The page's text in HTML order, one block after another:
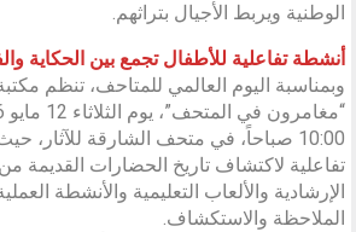
الوطنية ويربط الأجيال بتراثهم.
أنشطة تفاعلية للأطفال تجمع بين الحكاية
وبمناسبة اليوم العالمي للمتاحف، تنظم
10:00 صباحاً، في متحف الشارقة
تفاعلية لاكتشاف تاريخ الحضارات القديمة
الإرشادية والألعاب التعليمية والأنشطة
الملاحظة والاستكشاف.